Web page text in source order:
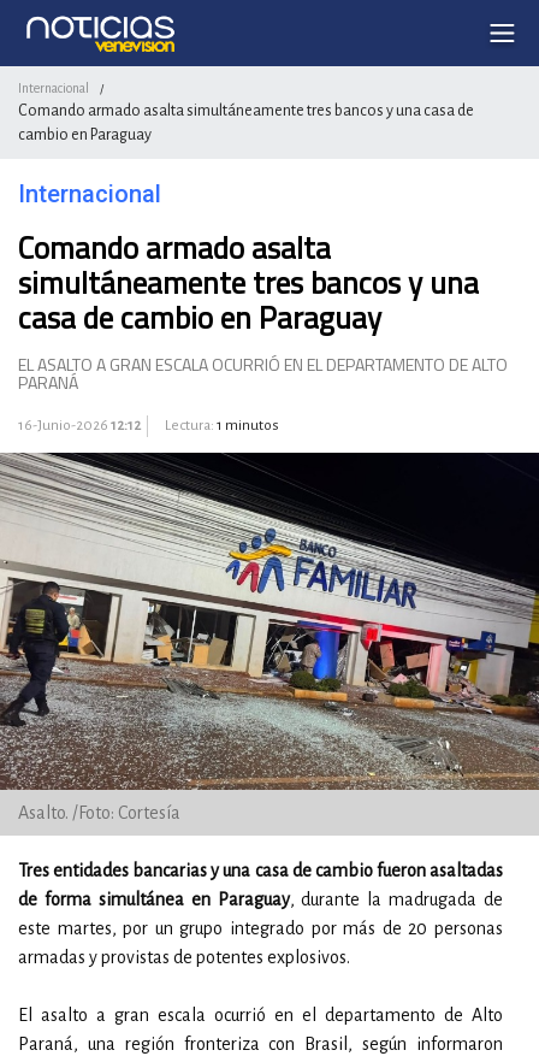
Internacional /
Comando armado asalta simultáneamente tres bancos y una casa de
cambio en Paraguay
Internacional
Comando armado asalta
simultáneamente tres bancos y una
casa de cambio en Paraguay
EL ASALTO A GRAN ESCALA OCURRIÓ EN EL DEPARTAMENTO DE ALTO
PARANÁ
16-Junio-2026 12:12 Lectura: 1 minutos
Asalto. /Foto: Cortesía
Tres entidades bancarias y una casa de cambio fueron asaltadas
de forma simultánea en Paraguay, durante la madrugada de
este martes, por un grupo integrado por más de 20 personas
armadas y provistas de potentes explosivos.
El asalto a gran escala ocurrió en el departamento de Alto
Paraná, una región fronteriza con Brasil, según informaron